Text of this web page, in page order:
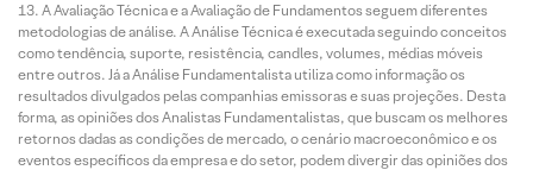
A Avaliação Técnica e a Avaliação de Fundamentos seguem diferentes
metodologias de análise. A Análise Técnica é executada seguindo conceitos
como tendência, suporte, resistência, candles, volumes, médias móveis
entre outros. Já a Análise Fundamentalista utiliza como informação os
resultados divulgados pelas companhias emissoras e suas projeções. Desta
forma, as opiniões dos Analistas Fundamentalistas, que buscam os melhores
retornos dadas as condições de mercado, o cenário macroeconômico e os
eventos específicos da empresa e do setor, podem divergir das opiniões dos